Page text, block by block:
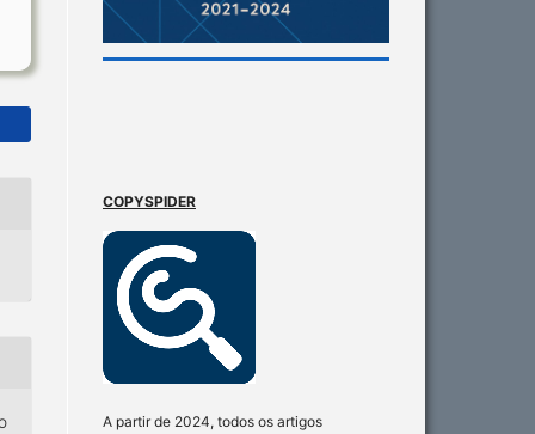
COPYSPIDER
A partir de 2024, todos os artigos